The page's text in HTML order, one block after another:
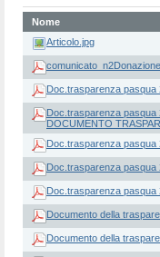
Nome
Articolo.jpg
Doc.trasparenza pasqua
Doc.trasparenza pasqua
DOCUMENTO
Doc.trasparenza pasqua
Doc.trasparenza pasqua
Doc.trasparenza pasqua
Documento della
Documento della